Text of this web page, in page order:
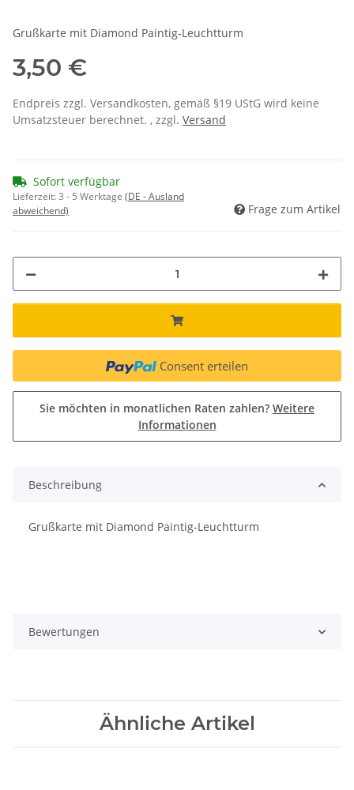
Grußkarte mit Diamond Paintig-Leuchtturm
3,50 €
Endpreis zzgl. Versandkosten, gemäß §19 UStG wird keine
Umsatzsteuer berechnet. , zzgl. Versand
Sofort verfügbar
Lieferzeit:3 - 5 Werktage (DE - Ausland
abweichend)
Frage zum Artikel
Consent erteilen
Sie möchten in monatlichen Raten zahlen? Weitere
Informationen
Beschreibung
Grußkarte mit Diamond Paintig-Leuchtturm
Bewertungen
Ähnliche Artikel